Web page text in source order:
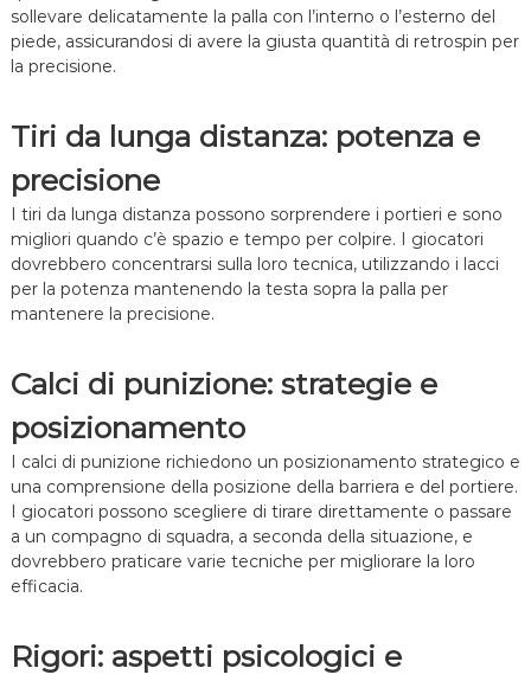
sollevare delicatamente la palla con l’interno o l’esterno del
piede, assicurandosi di avere la giusta quantità di retrospin per
la precisione.
Tiri da lunga distanza: potenza e
precisione
I tiri da lunga distanza possono sorprendere i portieri e sono
migliori quando c’è spazio e tempo per colpire. I giocatori
dovrebbero concentrarsi sulla loro tecnica, utilizzando i lacci
per la potenza mantenendo la testa sopra la palla per
mantenere la precisione.
Calci di punizione: strategie e
posizionamento
I calci di punizione richiedono un posizionamento strategico e
una comprensione della posizione della barriera e del portiere.
I giocatori possono scegliere di tirare direttamente o passare
a un compagno di squadra, a seconda della situazione, e
dovrebbero praticare varie tecniche per migliorare la loro
efficacia.
Rigori: aspetti psicologici e